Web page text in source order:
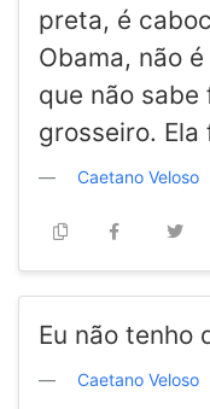
preta, é
Obama, não
que não sabe
grosseiro. Ela
Caetano Veloso
Eu não tenho
Caetano Veloso